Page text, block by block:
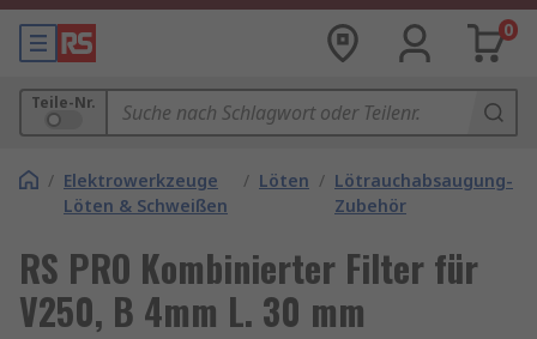
0
Teile-Nr.
/ Elektrowerkzeuge
Löten & Schweißen
/ Löten / Lötrauchabsaugung-
Zubehör
RS PRO Kombinierter Filter für
V250, B 4mm L. 30 mm